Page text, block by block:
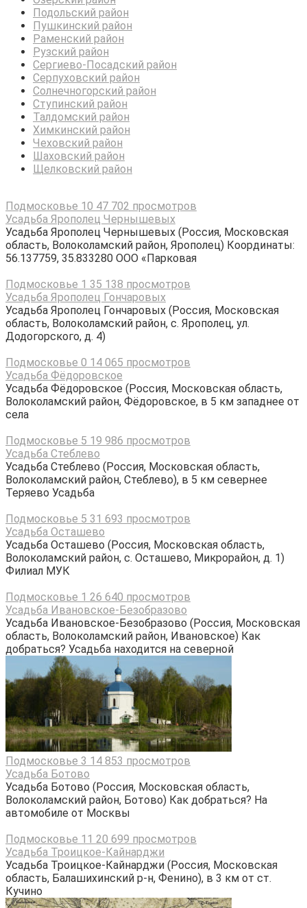
Подольский район
Пушкинский район
Раменский район
Рузский район
Сергиево-Посадский район
Серпуховский район
Солнечногорский район
Ступинский район
Талдомский район
Химкинский район
Чеховский район
Шаховский район
Щелковский район
Подмосковье 10 47 702 просмотров
Усадьба Ярополец Чернышевых
Усадьба Ярополец Чернышевых (Россия, Московская
область, Волоколамский район, Ярополец) Координаты:
56.137759, 35.833280 ООО «Парковая
Подмосковье 1 35 138 просмотров
Усадьба Ярополец Гончаровых
Усадьба Ярополец Гончаровых (Россия, Московская
область, Волоколамский район, с. Ярополец, ул.
Додогорского, д. 4)
Подмосковье 0 14 065 просмотров
Усадьба Фёдоровское
Усадьба Фёдоровское (Россия, Московская область,
Волоколамский район, Фёдоровское, в 5 км западнее от
села
Подмосковье 5 19 986 просмотров
Усадьба Стеблево
Усадьба Стеблево (Россия, Московская область,
Волоколамский район, Стеблево), в 5 км севернее
Теряево Усадьба
Подмосковье 5 31 693 просмотров
Усадьба Осташево
Усадьба Осташево (Россия, Московская область,
Волоколамский район, с. Осташево, Микрорайон, д. 1)
Филиал МУК
Подмосковье 1 26 640 просмотров
Усадьба Ивановское-Безобразово
Усадьба Ивановское-Безобразово (Россия, Московская
область, Волоколамский район, Ивановское) Как
добраться? Усадьба находится на северной
Подмосковье 3 14 853 просмотров
Усадьба Ботово
Усадьба Ботово (Россия, Московская область,
Волоколамский район, Ботово) Как добраться? На
автомобиле от Москвы
Подмосковье 11 20 699 просмотров
Усадьба Троицкое-Кайнарджи
Усадьба Троицкое-Кайнарджи (Россия, Московская
область, Балашихинский р-н, Фенино), в 3 км от ст.
Кучино